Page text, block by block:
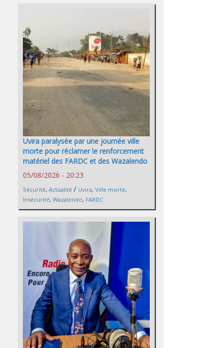
Uvira paralysée par une journée ville
morte pour réclamer le renforcement
matériel des FARDC et des Wazalendo
05/08/2026 - 20:23
Sécurité, Actualité / Uvira, Ville morte,
Insécurité, Wazalendo, FARDC